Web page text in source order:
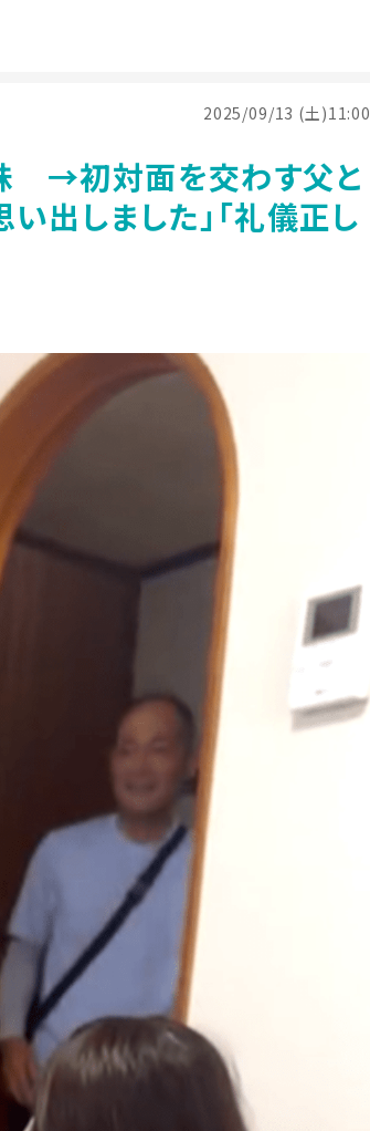
2025/09/13 (土)11:00
→初対面を交わす父と
出しました」「礼儀正し